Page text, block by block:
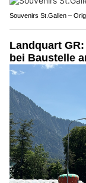
Souvenirs St.Gallen –
Landquart
bei Baustelle